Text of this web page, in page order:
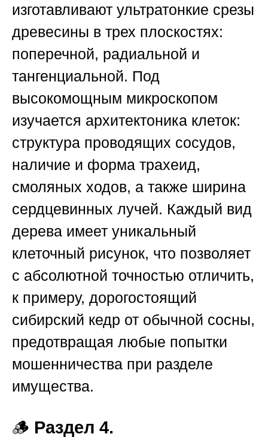
изготавливают ультратонкие срезы
древесины в трех плоскостях:
поперечной, радиальной и
тангенциальной. Под
высокомощным микроскопом
изучается архитектоника клеток:
структура проводящих сосудов,
наличие и форма трахеид,
смоляных ходов, а также ширина
сердцевинных лучей. Каждый вид
дерева имеет уникальный
клеточный рисунок, что позволяет
с абсолютной точностью отличить,
к примеру, дорогостоящий
сибирский кедр от обычной сосны,
предотвращая любые попытки
мошенничества при разделе
имущества.
🪵 Раздел 4.